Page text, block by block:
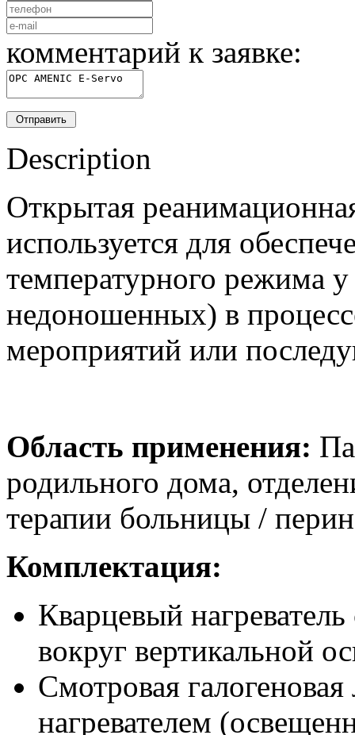
комментарий к заявке:
Description
Открытая
используется для
температурного режима
недоношенных) в
мероприятий или
Область применения:
родильного дома,
терапии больницы /
Комплектация:
Кварцевый
вокруг вертикальной
Смотровая
нагревателем